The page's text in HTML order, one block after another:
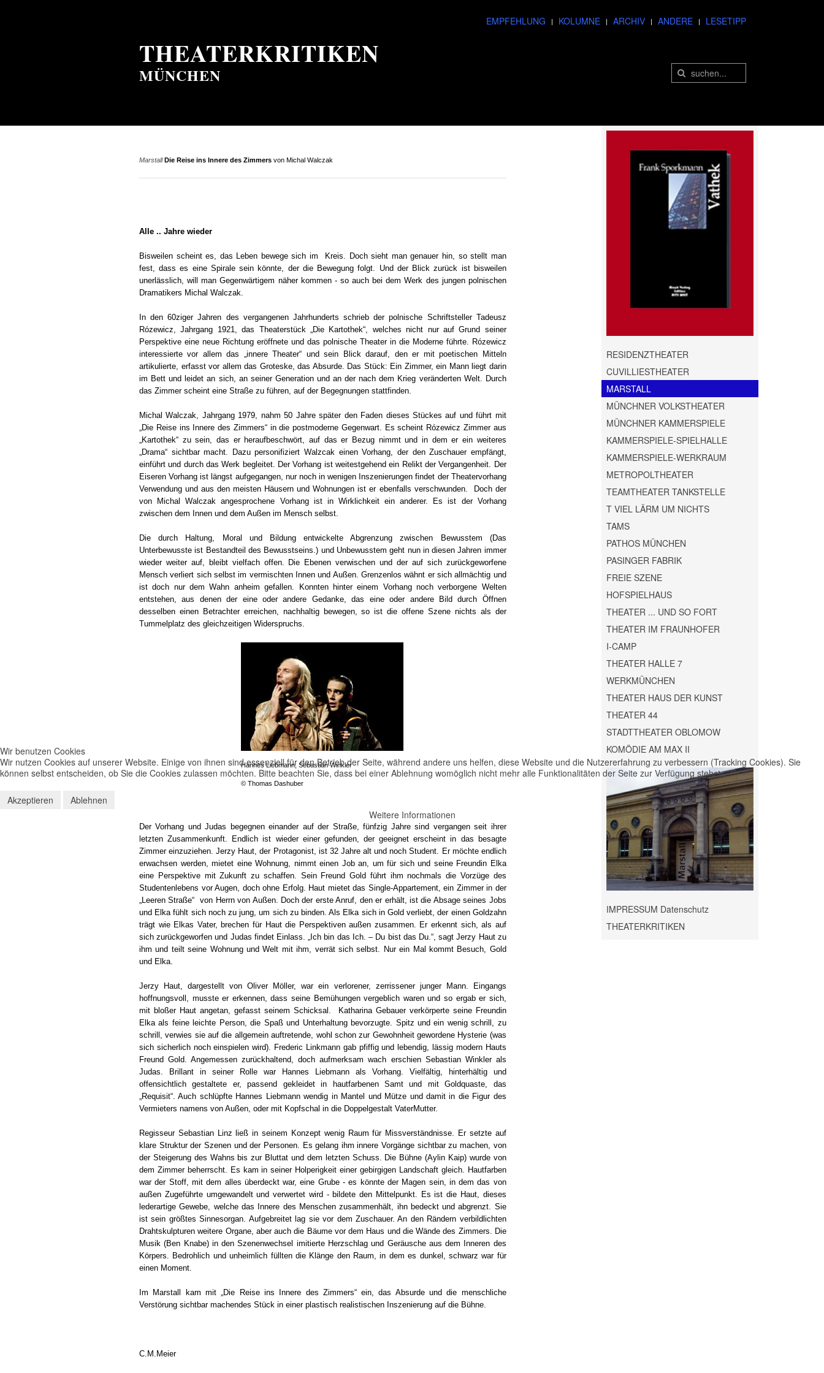
EMPFEHLUNG KOLUMNE ARCHIV ANDERE LESETIPP
THEATERKRITIKEN
MÜNCHEN
Marstall Die Reise ins Innere des Zimmers von Michal Walczak
Alle .. Jahre wieder
Bisweilen scheint es, das Leben bewege sich im Kreis. Doch sieht man genauer hin, so stellt man
fest, dass es eine Spirale sein könnte, der die Bewegung folgt. Und der Blick zurück ist bisweilen
unerlässlich, will man Gegenwärtigem näher kommen - so auch bei dem Werk des jungen polnischen
Dramatikers Michal Walczak.
In den 60ziger Jahren des vergangenen Jahrhunderts schrieb der polnische Schriftsteller Tadeusz
Rózewicz, Jahrgang 1921, das Theaterstück „Die Kartothek“, welches nicht nur auf Grund seiner
Perspektive eine neue Richtung eröffnete und das polnische Theater in die Moderne führte. Rózewicz
interessierte vor allem das „innere Theater“ und sein Blick darauf, den er mit poetischen Mitteln
artikulierte, erfasst vor allem das Groteske, das Absurde. Das Stück: Ein Zimmer, ein Mann liegt darin
im Bett und leidet an sich, an seiner Generation und an der nach dem Krieg veränderten Welt. Durch
das Zimmer scheint eine Straße zu führen, auf der Begegnungen stattfinden.
Michal Walczak, Jahrgang 1979, nahm 50 Jahre später den Faden dieses Stückes auf und führt mit
„Die Reise ins Innere des Zimmers“ in die postmoderne Gegenwart. Es scheint Rózewicz Zimmer aus
„Kartothek“ zu sein, das er heraufbeschwört, auf das er Bezug nimmt und in dem er ein weiteres
„Drama“ sichtbar macht. Dazu personifiziert Walzcak einen Vorhang, der den Zuschauer empfängt,
einführt und durch das Werk begleitet. Der Vorhang ist weitestgehend ein Relikt der Vergangenheit. Der
Eiseren Vorhang ist längst aufgegangen, nur noch in wenigen Inszenierungen findet der Theatervorhang
Verwendung und aus den meisten Häusern und Wohnungen ist er ebenfalls verschwunden. Doch der
von Michal Walczak angesprochene Vorhang ist in Wirklichkeit ein anderer. Es ist der Vorhang
zwischen dem Innen und dem Außen im Mensch selbst.
Die durch Haltung, Moral und Bildung entwickelte Abgrenzung zwischen Bewusstem (Das
Unterbewusste ist Bestandteil des Bewusstseins.) und Unbewusstem geht nun in diesen Jahren immer
wieder weiter auf, bleibt vielfach offen. Die Ebenen verwischen und der auf sich zurückgeworfene
Mensch verliert sich selbst im vermischten Innen und Außen. Grenzenlos wähnt er sich allmächtig und
ist doch nur dem Wahn anheim gefallen. Konnten hinter einem Vorhang noch verborgene Welten
entstehen, aus denen der eine oder andere Gedanke, das eine oder andere Bild durch Öffnen
desselben einen Betrachter erreichen, nachhaltig bewegen, so ist die offene Szene nichts als der
Tummelplatz des gleichzeitigen Widerspruchs.
Hannes Liebmann, Sebastian Winkler
© Thomas Dashuber
Der Vorhang und Judas begegnen einander auf der Straße, fünfzig Jahre sind vergangen seit ihrer
letzten Zusammenkunft. Endlich ist wieder einer gefunden, der geeignet erscheint in das besagte
Zimmer einzuziehen. Jerzy Haut, der Protagonist, ist 32 Jahre alt und noch Student. Er möchte endlich
erwachsen werden, mietet eine Wohnung, nimmt einen Job an, um für sich und seine Freundin Elka
eine Perspektive mit Zukunft zu schaffen. Sein Freund Gold führt ihm nochmals die Vorzüge des
Studentenlebens vor Augen, doch ohne Erfolg. Haut mietet das Single-Appartement, ein Zimmer in der
„Leeren Straße“ von Herrn von Außen. Doch der erste Anruf, den er erhält, ist die Absage seines Jobs
und Elka fühlt sich noch zu jung, um sich zu binden. Als Elka sich in Gold verliebt, der einen Goldzahn
trägt wie Elkas Vater, brechen für Haut die Perspektiven außen zusammen. Er erkennt sich, als auf
sich zurückgeworfen und Judas findet Einlass. „Ich bin das Ich. – Du bist das Du.“, sagt Jerzy Haut zu
ihm und teilt seine Wohnung und Welt mit ihm, verrät sich selbst. Nur ein Mal kommt Besuch, Gold
und Elka.
Jerzy Haut, dargestellt von Oliver Möller, war ein verlorener, zerrissener junger Mann. Eingangs
hoffnungsvoll, musste er erkennen, dass seine Bemühungen vergeblich waren und so ergab er sich,
mit bloßer Haut angetan, gefasst seinem Schicksal. Katharina Gebauer verkörperte seine Freundin
Elka als feine leichte Person, die Spaß und Unterhaltung bevorzugte. Spitz und ein wenig schrill, zu
schrill, verwies sie auf die allgemein auftretende, wohl schon zur Gewohnheit gewordene Hysterie (was
sich sicherlich noch einspielen wird). Frederic Linkmann gab pfiffig und lebendig, lässig modern Hauts
Freund Gold. Angemessen zurückhaltend, doch aufmerksam wach erschien Sebastian Winkler als
Judas. Brillant in seiner Rolle war Hannes Liebmann als Vorhang. Vielfältig, hinterhältig und
offensichtlich gestaltete er, passend gekleidet in hautfarbenen Samt und mit Goldquaste, das
„Requisit“. Auch schlüpfte Hannes Liebmann wendig in Mantel und Mütze und damit in die Figur des
Vermieters namens von Außen, oder mit Kopfschal in die Doppelgestalt VaterMutter.
Regisseur Sebastian Linz ließ in seinem Konzept wenig Raum für Missverständnisse. Er setzte auf
klare Struktur der Szenen und der Personen. Es gelang ihm innere Vorgänge sichtbar zu machen, von
der Steigerung des Wahns bis zur Bluttat und dem letzten Schuss. Die Bühne (Aylin Kaip) wurde von
dem Zimmer beherrscht. Es kam in seiner Holperigkeit einer gebirgigen Landschaft gleich. Hautfarben
war der Stoff, mit dem alles überdeckt war, eine Grube - es könnte der Magen sein, in dem das von
außen Zugeführte umgewandelt und verwertet wird - bildete den Mittelpunkt. Es ist die Haut, dieses
lederartige Gewebe, welche das Innere des Menschen zusammenhält, ihn bedeckt und abgrenzt. Sie
ist sein größtes Sinnesorgan. Aufgebreitet lag sie vor dem Zuschauer. An den Rändern verbildlichten
Drahtskulpturen weitere Organe, aber auch die Bäume vor dem Haus und die Wände des Zimmers. Die
Musik (Ben Knabe) in den Szenenwechsel imitierte Herzschlag und Geräusche aus dem Inneren des
Körpers. Bedrohlich und unheimlich füllten die Klänge den Raum, in dem es dunkel, schwarz war für
einen Moment.
Im Marstall kam mit „Die Reise ins Innere des Zimmers“ ein, das Absurde und die menschliche
Verstörung sichtbar machendes Stück in einer plastisch realistischen Inszenierung auf die Bühne.
C.M.Meier
RESIDENZTHEATER
CUVILLIESTHEATER
MARSTALL
MÜNCHNER VOLKSTHEATER
MÜNCHNER KAMMERSPIELE
KAMMERSPIELE-SPIELHALLE
KAMMERSPIELE-WERKRAUM
METROPOLTHEATER
TEAMTHEATER TANKSTELLE
T VIEL LÄRM UM NICHTS
TAMS
PATHOS MÜNCHEN
PASINGER FABRIK
FREIE SZENE
HOFSPIELHAUS
THEATER ... UND SO FORT
THEATER IM FRAUNHOFER
I-CAMP
THEATER HALLE 7
WERKMÜNCHEN
THEATER HAUS DER KUNST
THEATER 44
STADTTHEATER OBLOMOW
KOMÖDIE AM MAX II
IMPRESSUM Datenschutz
THEATERKRITIKEN
Wir benutzen Cookies
Wir nutzen Cookies auf unserer Website. Einige von ihnen sind essenziell für den Betrieb der Seite, während andere uns helfen, diese Website und die Nutzererfahrung zu verbessern (Tracking Cookies). Sie
können selbst entscheiden, ob Sie die Cookies zulassen möchten. Bitte beachten Sie, dass bei einer Ablehnung womöglich nicht mehr alle Funktionalitäten der Seite zur Verfügung stehen.
Akzeptieren
Ablehnen
Weitere Informationen